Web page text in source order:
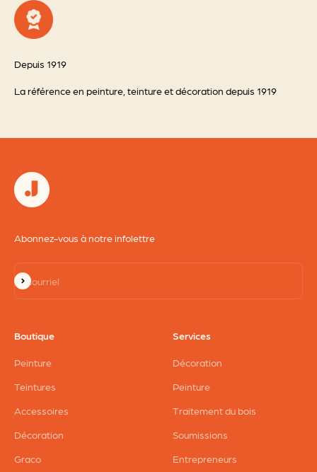
Depuis 1919
La référence en peinture, teinture et décoration depuis 1919
Abonnez-vous à notre infolettre
Courriel
S'inscrire
Boutique
Peinture
Teintures
Accessoires
Décoration
Graco
Services
Décoration
Peinture
Traitement du bois
Soumissions
Entrepreneurs